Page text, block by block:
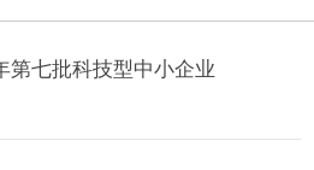
第七批科技型中小企业